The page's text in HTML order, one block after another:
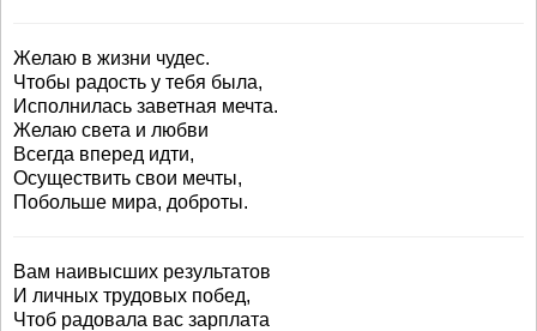
Желаю в жизни чудес.
Чтобы радость у тебя была,
Исполнилась заветная мечта.
Желаю света и любви
Всегда вперед идти,
Осуществить свои мечты,
Побольше мира, доброты.
Вам наивысших результатов
И личных трудовых побед,
Чтоб радовала вас зарплата